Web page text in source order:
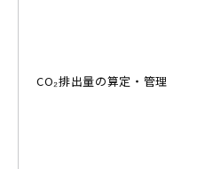
CO₂排出量の算定・管理